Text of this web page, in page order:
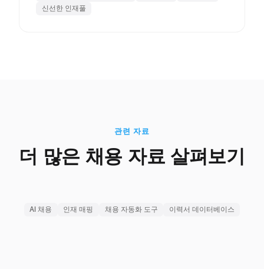
신선한 인재풀
관련 자료
더 많은 채용 자료 살펴보기
AI 채용 인재 매핑 채용 자동화 도구 이력서 데이터베이스